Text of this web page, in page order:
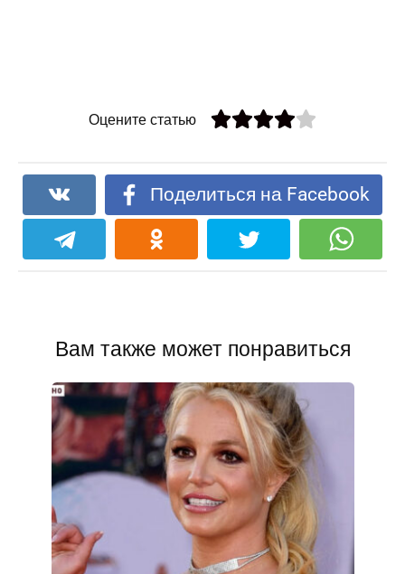
Оцените статью
Поделиться на Facebook
Вам также может понравиться